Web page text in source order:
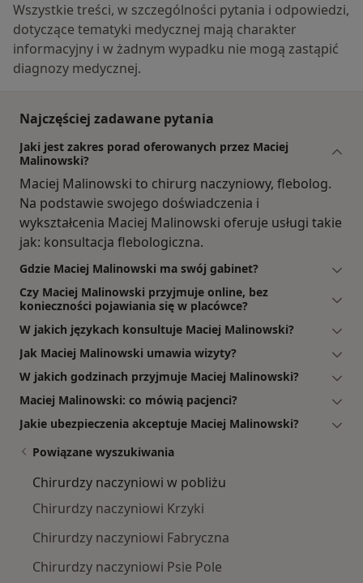
Wszystkie treści, w szczególności pytania i odpowiedzi,
dotyczące tematyki medycznej mają charakter
informacyjny i w żadnym wypadku nie mogą zastąpić
diagnozy medycznej.
Najczęściej zadawane pytania
Jaki jest zakres porad oferowanych przez Maciej
Malinowski?
Maciej Malinowski to chirurg naczyniowy, flebolog.
Na podstawie swojego doświadczenia i
wykształcenia Maciej Malinowski oferuje usługi takie
jak: konsultacja flebologiczna.
Gdzie Maciej Malinowski ma swój gabinet?
Czy Maciej Malinowski przyjmuje online, bez
konieczności pojawiania się w placówce?
W jakich językach konsultuje Maciej Malinowski?
Jak Maciej Malinowski umawia wizyty?
W jakich godzinach przyjmuje Maciej Malinowski?
Maciej Malinowski: co mówią pacjenci?
Jakie ubezpieczenia akceptuje Maciej Malinowski?
Powiązane wyszukiwania
Chirurdzy naczyniowi w pobliżu
Chirurdzy naczyniowi Krzyki
Chirurdzy naczyniowi Fabryczna
Chirurdzy naczyniowi Psie Pole